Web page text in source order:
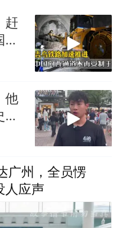
赶
他
广州，全员愣
人应声